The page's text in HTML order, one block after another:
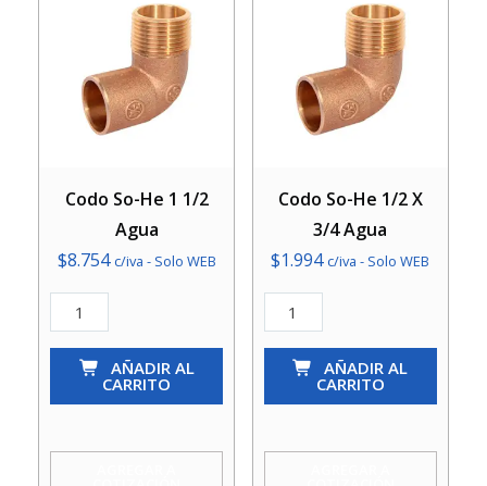
Codo So-He 1 1/2
Agua
$8.754 c/iva - Solo WEB
Codo
So-
Agua
AÑADIR AL
CARRITO
Codo So-He 1/2 X
3/4 Agua
$1.994 c/iva - Solo WEB
Codo
So-
3/4
AÑADIR AL
CARRITO